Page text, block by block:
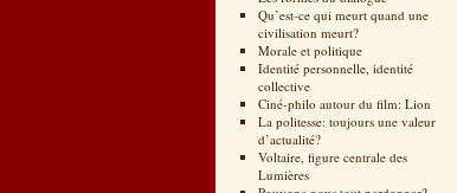
Qu’est-ce qui meurt quand une
civilisation meurt?
Morale et politique
Identité personnelle, identité
collective
Ciné-philo autour du film: Lion
La politesse: toujours une valeur
d’actualité?
Voltaire, figure centrale des
Lumières